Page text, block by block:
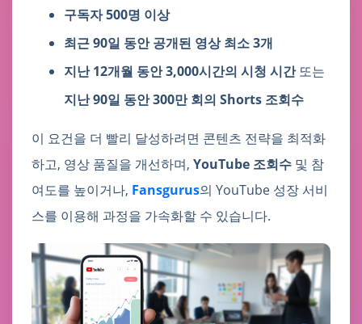
구독자 500명 이상
최근 90일 동안 공개된 영상 최소 3개
지난 12개월 동안 3,000시간의 시청 시간또는
지난 90일 동안 300만 회의 Shorts 조회수
이 요건을 더 빨리 달성하려면 콘텐츠 전략을 최적화
하고, 영상 품질을 개선하며, YouTube 조회수 및 참
여도를 높이거나, Fansgurus의 YouTube 성장 서비
스를 이용해 과정을 가속화할 수 있습니다.